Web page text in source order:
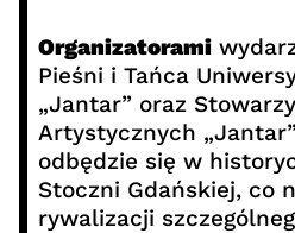
Organizatorami
Pieśni i Tańca
„Jantar” oraz
Artystycznych
odbędzie się w
Stoczni Gdańskiej, co
rywalizacji